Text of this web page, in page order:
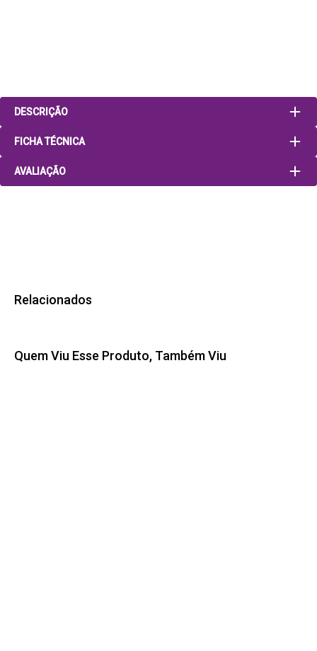
DESCRIÇÃO
FICHA TÉCNICA
AVALIAÇÃO
Relacionados
Quem Viu Esse Produto, Também Viu